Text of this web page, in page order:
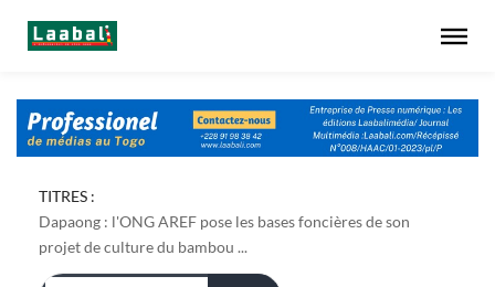
TITRES :
Dapaong : l'ONG AREF pose les bases foncières de son
projet de culture du bambou ...